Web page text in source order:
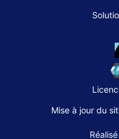
Mise à jour du